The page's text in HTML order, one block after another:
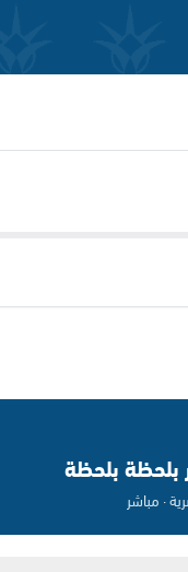
بلحظة بلحظة
· مباشر